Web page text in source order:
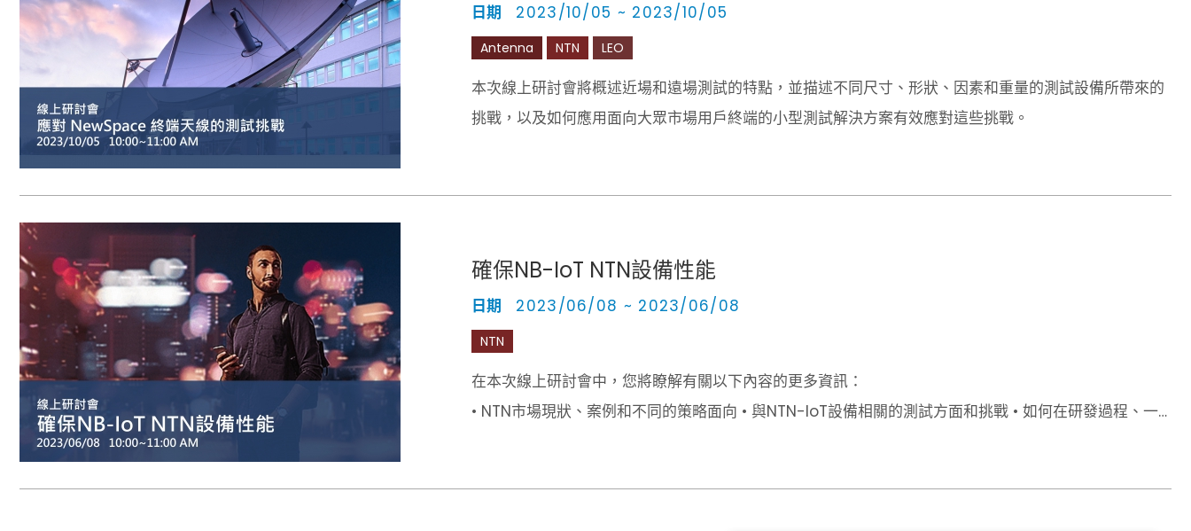
日期 2023/10/05 ~ 2023/10/05
Antenna NTN LEO
本次線上研討會將概述近場和遠場測試的特點，並描述不同尺寸、形狀、因素和重量的測試設備所帶來的
挑戰，以及如何應用面向大眾市場用戶終端的小型測試解決方案有效應對這些挑戰。
確保NB-IoT NTN設備性能
日期 2023/06/08 ~ 2023/06/08
NTN
在本次線上研討會中，您將瞭解有關以下內容的更多資訊：
• NTN市場現狀、案例和不同的策略面向 • 與NTN-IoT設備相關的測試方面和挑戰 • 如何在研發過程、一